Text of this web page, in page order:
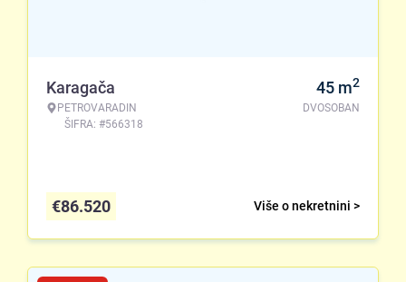
Karagača
PETROVARADIN
ŠIFRA: #566318
45 m2
DVOSOBAN
Više o nekretnini >
€86.520